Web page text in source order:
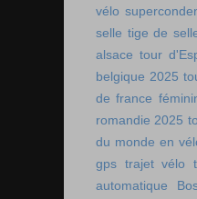
vélo
selle tige de
alsace tour
belgique 2025
de france
romandie 2025
du monde en
gps trajet vélo
automatique